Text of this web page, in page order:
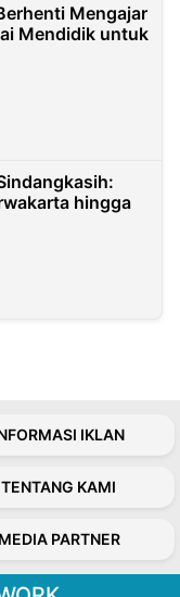
Mengajar
Mendidik untuk
hingga
IKLAN
TENTANG KAMI
MEDIA PARTNER